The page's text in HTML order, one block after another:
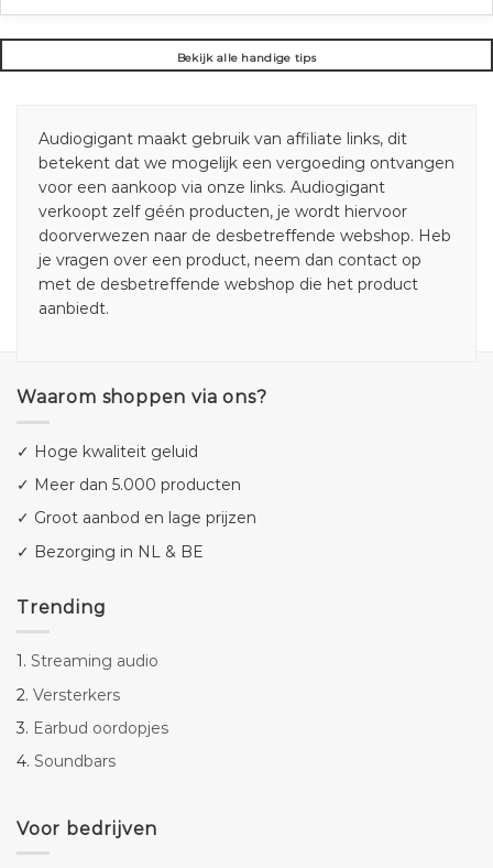
Bekijk alle handige tips
Audiogigant maakt gebruik van affiliate links, dit
betekent dat we mogelijk een vergoeding ontvangen
voor een aankoop via onze links. Audiogigant
verkoopt zelf géén producten, je wordt hiervoor
doorverwezen naar de desbetreffende webshop. Heb
je vragen over een product, neem dan contact op
met de desbetreffende webshop die het product
aanbiedt.
Waarom shoppen via ons?
✓ Hoge kwaliteit geluid
✓ Meer dan 5.000 producten
✓ Groot aanbod en lage prijzen
✓ Bezorging in NL & BE
Trending
1. Streaming audio
2. Versterkers
3. Earbud oordopjes
4. Soundbars
Voor bedrijven